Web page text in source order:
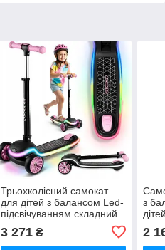
Трьохколісний самокат
для дітей з балансом Led-
підсвічуванням складний
3 271₴
з
2